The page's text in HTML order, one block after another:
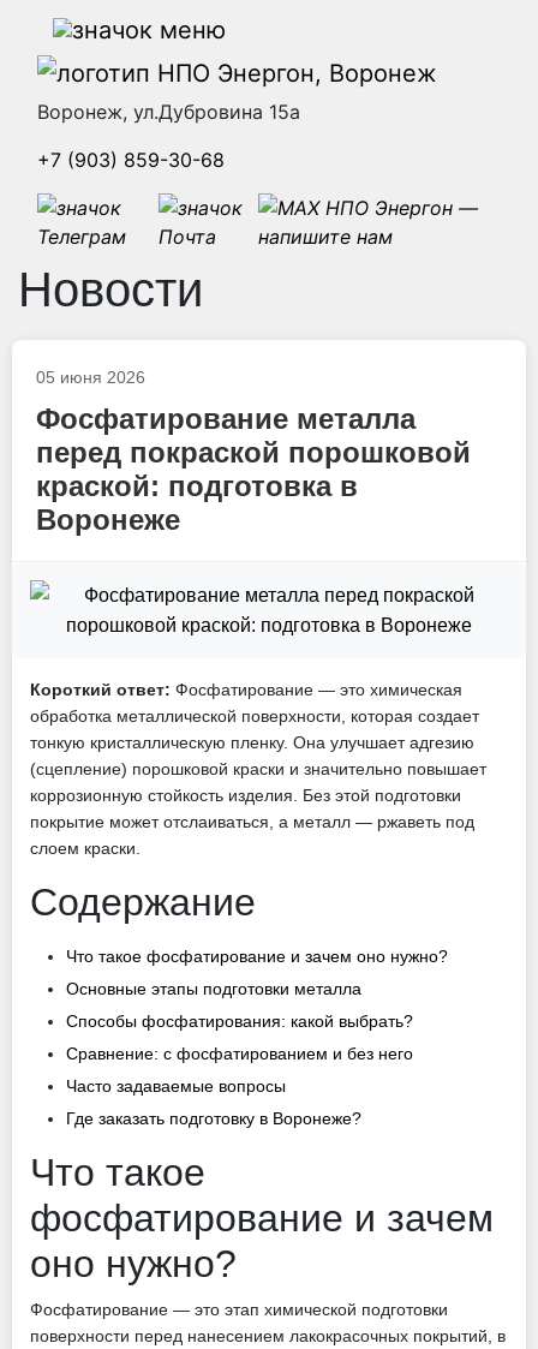
Воронеж, ул.Дубровина 15а
+7 (903) 859-30-68
Новости
05 июня 2026
Фосфатирование металла
перед покраской порошковой
краской: подготовка в
Воронеже
Короткий ответ: Фосфатирование — это химическая
обработка металлической поверхности, которая создает
тонкую кристаллическую пленку. Она улучшает адгезию
(сцепление) порошковой краски и значительно повышает
коррозионную стойкость изделия. Без этой подготовки
покрытие может отслаиваться, а металл — ржаветь под
слоем краски.
Содержание
Что такое фосфатирование и зачем оно нужно?
Основные этапы подготовки металла
Способы фосфатирования: какой выбрать?
Сравнение: с фосфатированием и без него
Часто задаваемые вопросы
Где заказать подготовку в Воронеже?
Что такое
фосфатирование и зачем
оно нужно?
Фосфатирование — это этап химической подготовки
поверхности перед нанесением лакокрасочных покрытий, в